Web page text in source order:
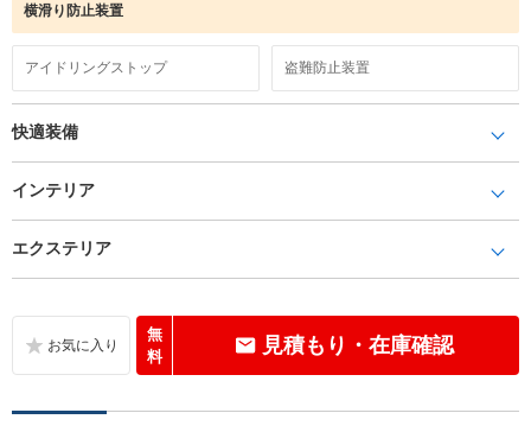
横滑り防止装置
アイドリングストップ 盗難防止装置
快適装備
インテリア
エクステリア
無
料
見積もり・在庫確認